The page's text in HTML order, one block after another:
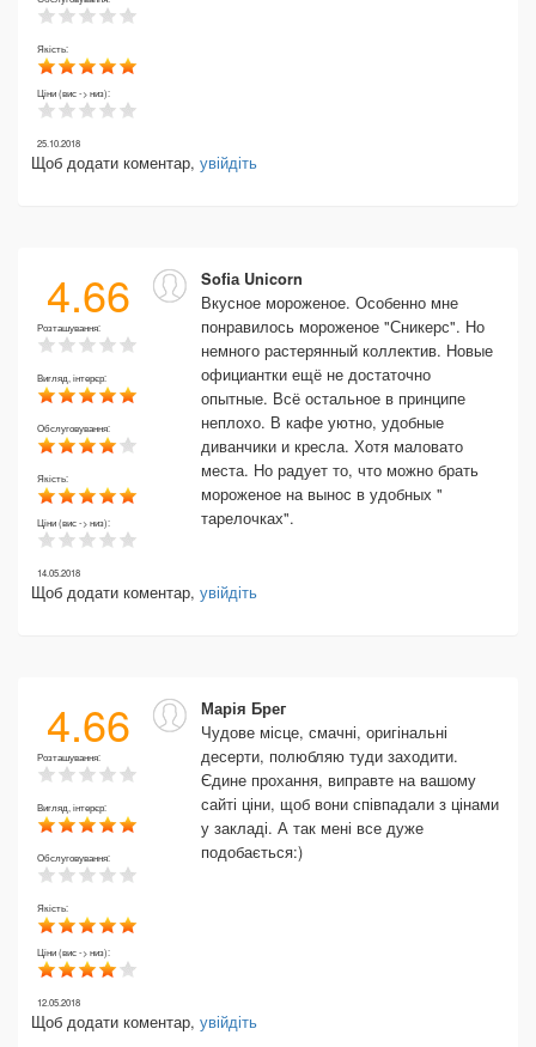
Якість:
Ціни (вис -> низ):
25.10.2018
Щоб додати коментар, увійдіть
4.66
Розташування:
Вигляд, інтерєр:
Обслуговування:
Якість:
Ціни (вис -> низ):
Sofiа Unicorn
Вкусное мороженое. Особенно мне
понравилось мороженое "Сникерс". Но
немного растерянный коллектив. Новые
официантки ещё не достаточно
опытные. Всё остальное в принципе
неплохо. В кафе уютно, удобные
диванчики и кресла. Хотя маловато
места. Но радует то, что можно брать
мороженое на вынос в удобных "
тарелочках".
14.05.2018
Щоб додати коментар, увійдіть
4.66
Розташування:
Вигляд, інтерєр:
Обслуговування:
Якість:
Ціни (вис -> низ):
Марія Брег
Чудове місце, смачні, оригінальні
десерти, полюбляю туди заходити.
Єдине прохання, виправте на вашому
сайті ціни, щоб вони співпадали з цінами
у закладі. А так мені все дуже
подобається:)
12.05.2018
Щоб додати коментар, увійдіть